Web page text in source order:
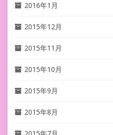
2016年1月
2015年12月
2015年11月
2015年10月
2015年9月
2015年8月